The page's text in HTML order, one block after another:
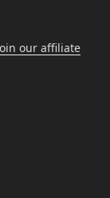
our affiliate